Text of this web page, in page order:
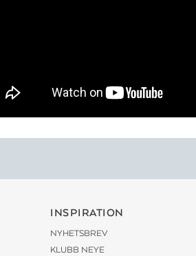
INSPIRATION
NYHETSBREV
KLUBB NEYE